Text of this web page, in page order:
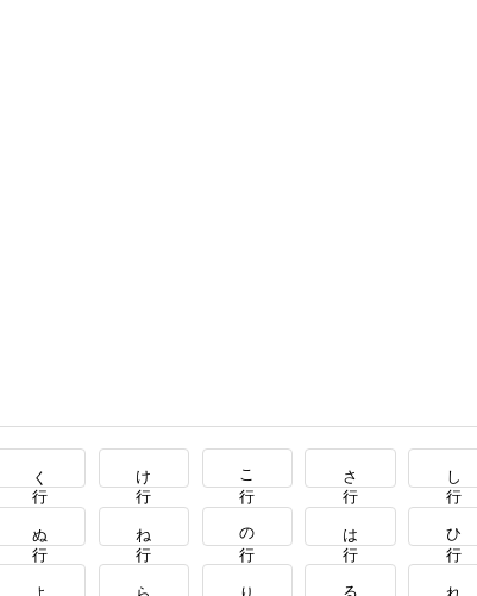
く行 け行 こ行 さ行 し行
ぬ行 ね行 の行 は行 ひ行
よ行 ら行 り行 る行 れ行